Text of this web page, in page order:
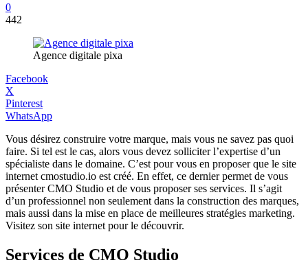
0
442
Agence digitale pixa
Facebook
X
Pinterest
WhatsApp
Vous désirez construire votre marque, mais vous ne savez pas quoi
faire. Si tel est le cas, alors vous devez solliciter l’expertise d’un
spécialiste dans le domaine. C’est pour vous en proposer que le site
internet cmostudio.io est créé. En effet, ce dernier permet de vous
présenter CMO Studio et de vous proposer ses services. Il s’agit
d’un professionnel non seulement dans la construction des marques,
mais aussi dans la mise en place de meilleures stratégies marketing.
Visitez son site internet pour le découvrir.
Services de CMO Studio